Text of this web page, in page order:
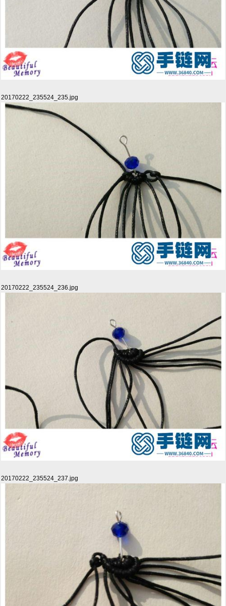
20170222_235524_235.jpg
20170222_235524_236.jpg
20170222_235524_237.jpg